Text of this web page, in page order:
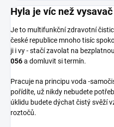
Hyla je víc než vysavač
Je to multifunkční zdravotní
české republice mnoho tisíc
ji i vy - stačí zavolat na
056a domluvit si termín.
Pracuje na principu voda -
pořídíte, už nikdy nebudete
úklidu budete dýchat čistý svěží
roztočů.